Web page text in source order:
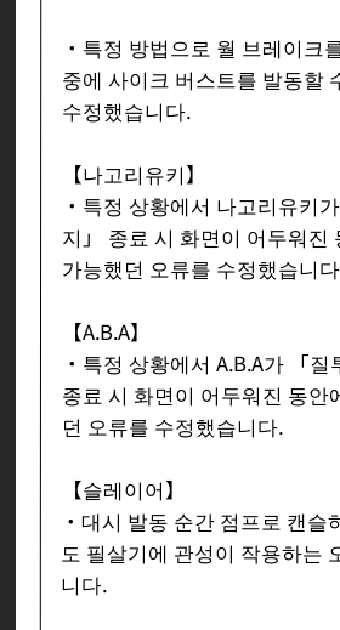
・특정 방법으로 월 브레이크
중에 사이크 버스트를 발동할
수정했습니다.
【나고리유키】
・특정 상황에서 나고리유키
지」 종료 시 화면이 어두워진
가능했던 오류를 수정했습니
【A.B.A】
・특정 상황에서 A.B.A가 「질
종료 시 화면이 어두워진 동안
던 오류를 수정했습니다.
【슬레이어】
・대시 발동 순간 점프로 캔슬
도 필살기에 관성이 작용하는
니다.